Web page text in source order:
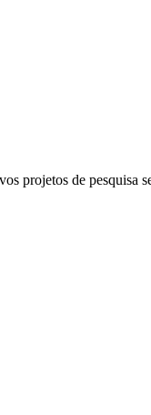
projetos de pesquisa